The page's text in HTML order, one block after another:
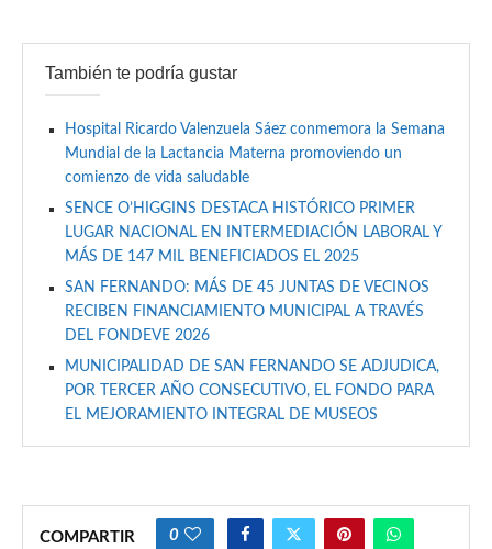
También te podría gustar
Hospital Ricardo Valenzuela Sáez conmemora la Semana
Mundial de la Lactancia Materna promoviendo un
comienzo de vida saludable
SENCE O’HIGGINS DESTACA HISTÓRICO PRIMER
LUGAR NACIONAL EN INTERMEDIACIÓN LABORAL Y
MÁS DE 147 MIL BENEFICIADOS EL 2025
SAN FERNANDO: MÁS DE 45 JUNTAS DE VECINOS
RECIBEN FINANCIAMIENTO MUNICIPAL A TRAVÉS
DEL FONDEVE 2026
MUNICIPALIDAD DE SAN FERNANDO SE ADJUDICA,
POR TERCER AÑO CONSECUTIVO, EL FONDO PARA
EL MEJORAMIENTO INTEGRAL DE MUSEOS
COMPARTIR 0